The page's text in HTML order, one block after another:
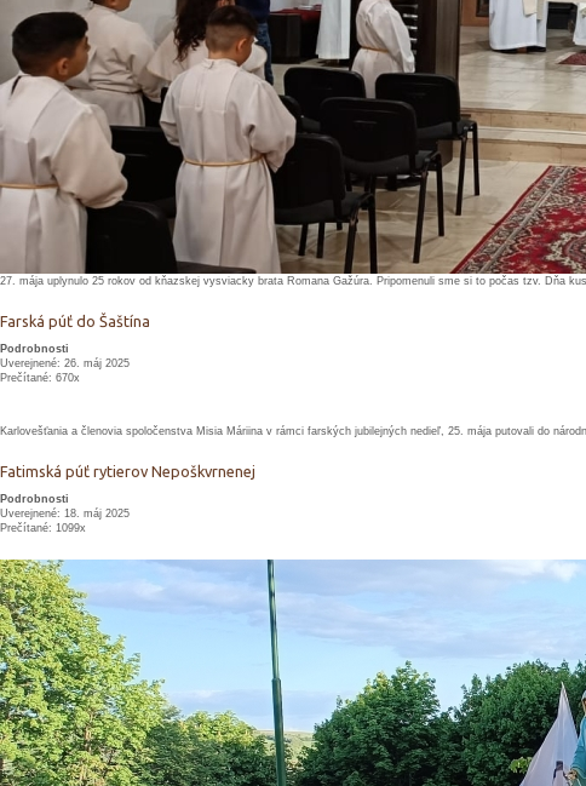
27. mája uplynulo 25 rokov od kňazskej vysviacky brata Romana Gažúra. Pripomenuli sme si to počas tzv. Dňa
Farská púť do Šaštína
Podrobnosti
Uverejnené: 26. máj 2025
Prečítané: 670x
Karlovešťania a členovia spoločenstva Misia Máriina v rámci farských jubilejných nedieľ, 25. mája putovali do
Fatimská púť rytierov Nepoškvrnenej
Podrobnosti
Uverejnené: 18. máj 2025
Prečítané: 1099x